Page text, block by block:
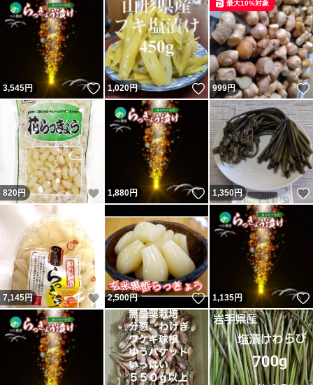
3,545円 いいね！
1,020円 いいね！
999円
最大10%対象
820円 いいね！
1,880円 いいね！
1,350円
7,145円 いいね！
2,500円 いいね！
1,135円